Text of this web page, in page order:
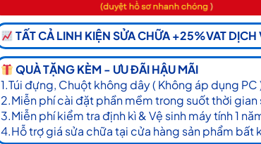
TẤT CẢ LINH KIỆN SỬA CHỮA +25%VAT DỊCH
QUÀ TẶNG KÈM - ƯU ĐÃI HẬU MÃI
1.Túi đựng, Chuột không dây ( Không áp dụng PC
2.Miễn phí cài đặt phần mềm trong suốt thời gian
3.Miễn phí kiểm tra định kì & Vệ sinh máy tính 1
4.Hỗ trợ giá sửa chữa tại cửa hàng sản phẩm bất